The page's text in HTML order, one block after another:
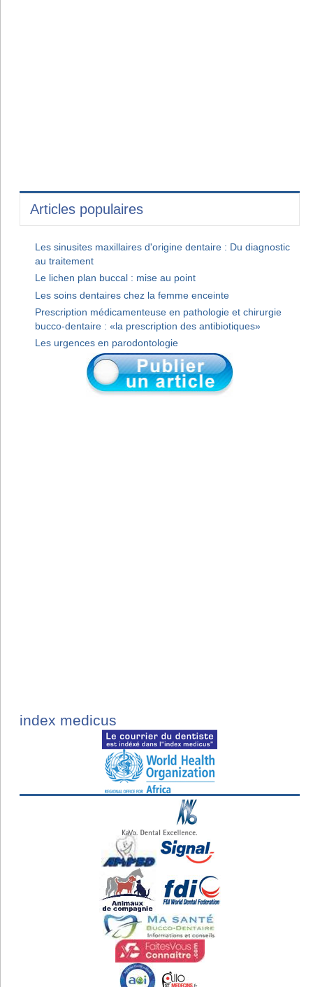
Articles populaires
Les sinusites maxillaires d'origine dentaire : Du diagnostic
au traitement
Le lichen plan buccal : mise au point
Les soins dentaires chez la femme enceinte
Prescription médicamenteuse en pathologie et chirurgie
bucco-dentaire : «la prescription des antibiotiques»
Les urgences en parodontologie
index medicus